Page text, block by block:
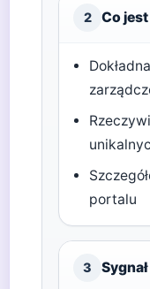
2 Co
portalu
3